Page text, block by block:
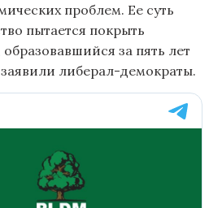
проблем. Ее суть
пытается покрыть
за пять лет
заявили либерал-демократы.